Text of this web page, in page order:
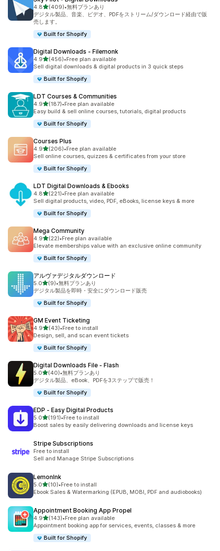
4.85つ星中
(409)
合計レビュー数：409件
•無料プランあり
デジタル製品、音楽、ビデオ、PDFをストリーム/ダウンロード経由で販
売します。
Built for Shopify
Digital Downloads ‑ Filemonk
4.95つ星中
(456)
合計レビュー数：456件
•Free plan available
Sell digital downloads & digital products in 3 quick steps
Built for Shopify
LDT Courses & Communities
4.95つ星中
(187)
合計レビュー数：187件
•Free plan available
Easy build & sell online courses, tutorials, digital products
Built for Shopify
Courses Plus
4.95つ星中
(206)
合計レビュー数：206件
•Free plan available
Sell online courses, quizzes & certificates from your store
Built for Shopify
LDT Digital Downloads & Ebooks
4.85つ星中
(221)
合計レビュー数：221件
•Free plan available
Sell digital products, video, PDF, eBooks, license keys & more
Built for Shopify
Mega Community
4.95つ星中
(22)
合計レビュー数：22件
•Free plan available
Elevate memberships value with an exclusive online community
Built for Shopify
アルヴァデジタルダウンロード
5.05つ星中
(9)
合計レビュー数：9件
•無料プランあり
デジタル製品を即時・安全にダウンロード販売
Built for Shopify
GM Event Ticketing
4.95つ星中
(43)
合計レビュー数：43件
•Free to install
Design, sell, and scan event tickets
Built for Shopify
Digital Downloads File ‑ Flash
5.05つ星中
(40)
合計レビュー数：40件
•無料プランあり
デジタル製品、eBook、PDFを3ステップで販売！
Built for Shopify
EDP ‑ Easy Digital Products
5.05つ星中
(191)
合計レビュー数：191件
•Free to install
Boost sales by easily delivering downloads and license keys
Stripe Subscriptions
Free to install
Sell and Manage Stripe Subscriptions
LemonInk
5.05つ星中
(10)
合計レビュー数：10件
•Free to install
Ebook Sales & Watermarking (EPUB, MOBI, PDF and audiobooks)
Appointment Booking App Propel
4.95つ星中
(143)
合計レビュー数：143件
•Free plan available
Appointment booking app for services, events, classes & more
Built for Shopify